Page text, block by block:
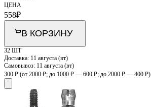
ЦЕНА
558₽
В КОРЗИНУ
32 ШТ
Доставка: 11 августа (вт)
Самовывоз: 11 августа (вт)
300 ₽ (от 2000 ₽; до 1000 ₽ — 600 ₽; до 2000 ₽ — 400 ₽)